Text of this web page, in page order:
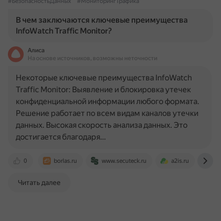
В чем заключаются ключевые преимущества
InfoWatch Traffic Monitor?
Алиса
На основе источников, возможны неточности
0 borlas.ru www.secuteck.ru a2is.ru
Некоторые ключевые преимущества InfoWatch
Traffic Monitor: Выявление и блокировка утечек
конфиденциальной информации любого формата.
Решение работает по всем видам каналов утечки
данных. Высокая скорость анализа данных. Это
достигается благодаря…
Читать далее